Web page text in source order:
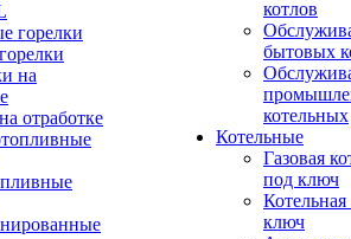
отработке
котлов
бытовых
котельных
Котельные
Газовая
под ключ
ключ